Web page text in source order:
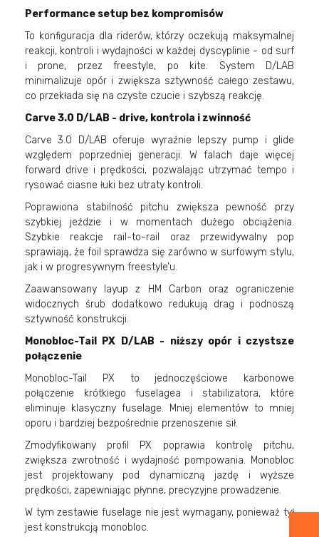
Performance setup bez kompromisów
To konfiguracja dla riderów, którzy oczekują maksymalnej
reakcji, kontroli i wydajności w każdej dyscyplinie - od surf
i prone, przez freestyle, po kite. System D/LAB
minimalizuje opór i zwiększa sztywność całego zestawu,
co przekłada się na czyste czucie i szybszą reakcję.
Carve 3.0 D/LAB - drive, kontrola i zwinność
Carve 3.0 D/LAB oferuje wyraźnie lepszy pump i glide
względem poprzedniej generacji. W falach daje więcej
forward drive i prędkości, pozwalając utrzymać tempo i
rysować ciasne łuki bez utraty kontroli.
Poprawiona stabilność pitchu zwiększa pewność przy
szybkiej jeździe i w momentach dużego obciążenia.
Szybkie reakcje rail-to-rail oraz przewidywalny pop
sprawiają, że foil sprawdza się zarówno w surfowym stylu,
jak i w progresywnym freestyle’u.
Zaawansowany layup z HM Carbon oraz ograniczenie
widocznych śrub dodatkowo redukują drag i podnoszą
sztywność konstrukcji.
Monobloc-Tail PX D/LAB - niższy opór i czystsze
połączenie
Monobloc-Tail PX to jednoczęściowe karbonowe
połączenie krótkiego fuselagea i stabilizatora, które
eliminuje klasyczny fuselage. Mniej elementów to mniej
oporu i bardziej bezpośrednie przenoszenie sił.
Zmodyfikowany profil PX poprawia kontrolę pitchu,
zwiększa zwrotność i wydajność pompowania. Monobloc
jest projektowany pod dynamiczną jazdę i wyższe
prędkości, zapewniając płynne, precyzyjne prowadzenie.
W tym zestawie fuselage nie jest wymagany, ponieważ tył
jest konstrukcją monobloc.